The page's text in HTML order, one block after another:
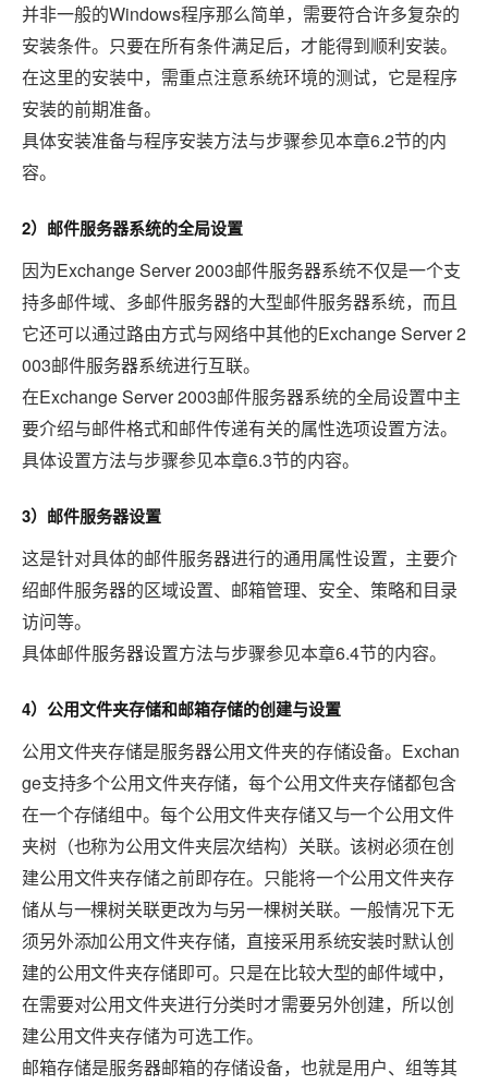
并非一般的Windows程序那么简单，需要符合许多复杂的
安装条件。只要在所有条件满足后，才能得到顺利安装。
在这里的安装中，需重点注意系统环境的测试，它是程序
安装的前期准备。
具体安装准备与程序安装方法与步骤参见本章6.2节的内
容。
2）邮件服务器系统的全局设置
因为Exchange Server 2003邮件服务器系统不仅是一个支
持多邮件域、多邮件服务器的大型邮件服务器系统，而且
它还可以通过路由方式与网络中其他的Exchange Server 2
003邮件服务器系统进行互联。
在Exchange Server 2003邮件服务器系统的全局设置中主
要介绍与邮件格式和邮件传递有关的属性选项设置方法。
具体设置方法与步骤参见本章6.3节的内容。
3）邮件服务器设置
这是针对具体的邮件服务器进行的通用属性设置，主要介
绍邮件服务器的区域设置、邮箱管理、安全、策略和目录
访问等。
具体邮件服务器设置方法与步骤参见本章6.4节的内容。
4）公用文件夹存储和邮箱存储的创建与设置
公用文件夹存储是服务器公用文件夹的存储设备。 Exchan
ge支持多个公用文件夹存储，每个公用文件夹存储都包含
在一个存储组中。每个公用文件夹存储又与一个公用文件
夹树（也称为公用文件夹层次结构）关联。该树必须在创
建公用文件夹存储之前即存在。只能将一个公用文件夹存
储从与一棵树关联更改为与另一棵树关联。一般情况下无
须另外添加公用文件夹存储，直接采用系统安装时默认创
建的公用文件夹存储即可。只是在比较大型的邮件域中，
在需要对公用文件夹进行分类时才需要另外创建，所以创
建公用文件夹存储为可选工作。
邮箱存储是服务器邮箱的存储设备，也就是用户、组等其